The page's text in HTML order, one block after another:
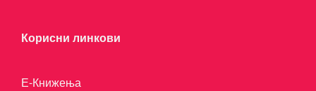
Корисни линкови
Е-Книжења